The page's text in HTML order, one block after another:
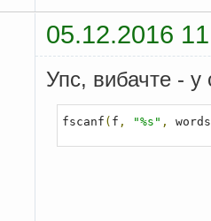
05.12.2016
Упс, вибачте - у
fscanf ( f , "%s" , words